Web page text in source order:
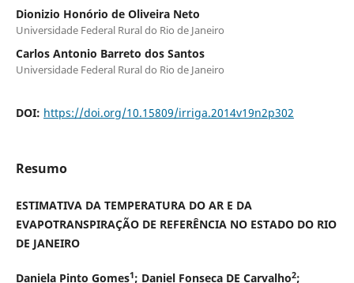
Dionizio Honório de Oliveira Neto
Universidade Federal Rural do Rio de Janeiro
Carlos Antonio Barreto dos Santos
Universidade Federal Rural do Rio de Janeiro
DOI: https://doi.org/10.15809/irriga.2014v19n2p302
Resumo
ESTIMATIVA DA TEMPERATURA DO AR E DA
EVAPOTRANSPIRAÇÃO DE REFERÊNCIA NO ESTADO DO RIO
DE JANEIRO
Daniela Pinto Gomes1; Daniel Fonseca DE Carvalho2;